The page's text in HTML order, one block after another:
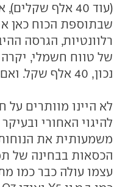
(עוד 40 אלף
שבתוספת הכוח כאן
נכון, 40 אלף שקל. ואם כבר, היא עדיפה.
לא היינו מוותרים
להיגוי האחורי
הכסאות בבחינה של
עצמו עולה כבר כמו